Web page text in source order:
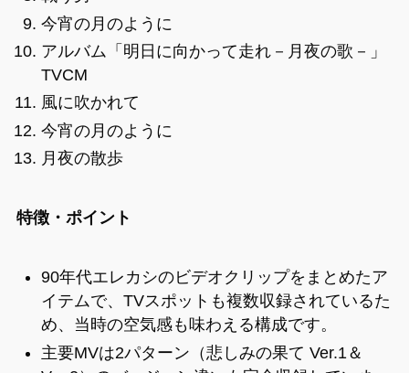
今宵の月のように
アルバム「明日に向かって走れ－月夜の歌－」
TVCM
風に吹かれて
今宵の月のように
月夜の散歩
特徴・ポイント
90年代エレカシのビデオクリップをまとめたア
イテムで、TVスポットも複数収録されているた
め、当時の空気感も味わえる構成です。
主要MVは2パターン（悲しみの果て Ver.1＆